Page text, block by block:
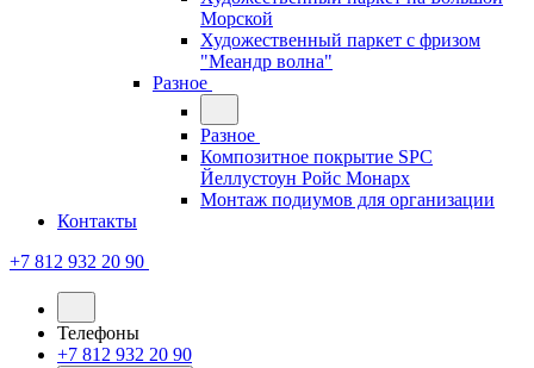
Морской
Художественный паркет с фризом
"Меандр волна"
Разное
Разное
Композитное покрытие SPC
Йеллустоун Ройс Монарх
Монтаж подиумов для организации
Контакты
+7 812 932 20 90
Телефоны
+7 812 932 20 90